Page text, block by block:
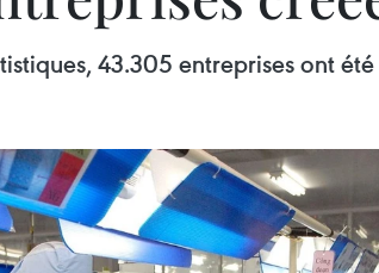
43.305 entreprises ont